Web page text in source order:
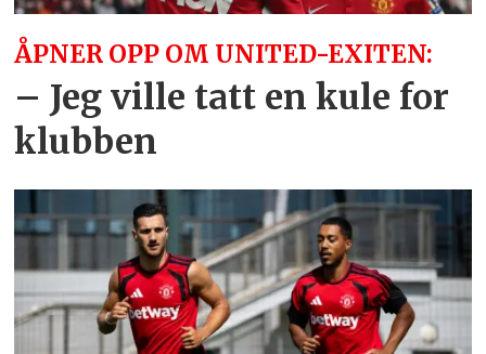
ÅPNER OPP OM UNITED-EXITEN:
– Jeg ville tatt en kule for
klubben